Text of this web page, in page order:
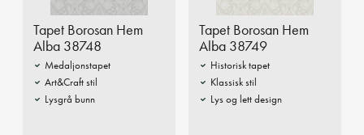
Tapet Borosan Hem
Alba 38748
Medaljonstapet
Art&Craft stil
Lysgrå bunn
Tapet Borosan Hem
Alba 38749
Historisk tapet
Klassisk stil
Lys og lett design